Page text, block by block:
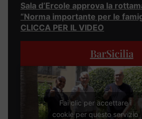
Sala d’Ercole approva la
“Norma importante per le
CLICCA PER IL VIDEO
BarSicilia
Fai clic per accettare i
cookie per questo servizio